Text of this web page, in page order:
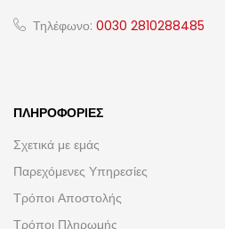
Τηλέφωνο: 0030 2810288485
ΠΛΗΡΟΦΟΡΊΕΣ
Σχετικά με εμάς
Παρεχόμενες Υπηρεσίες
Τρόποι Αποστολής
Τρόποι Πληρωμής